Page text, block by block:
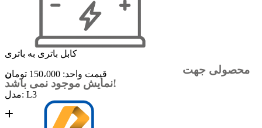
کابل باتری به باتری
قیمت واحد: 150،000 تومان
مدل: L3
محصولی جهت
نمایش موجود نمی باشد!